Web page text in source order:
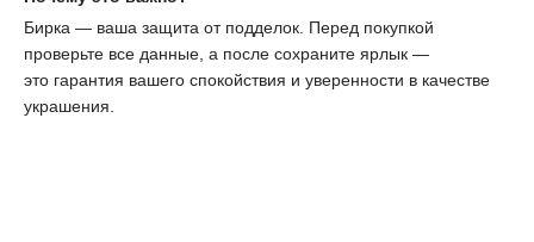
Бирка — ваша защита от подделок. Перед покупкой
проверьте все данные, а после сохраните ярлык —
это гарантия вашего спокойствия и уверенности в качестве
украшения.